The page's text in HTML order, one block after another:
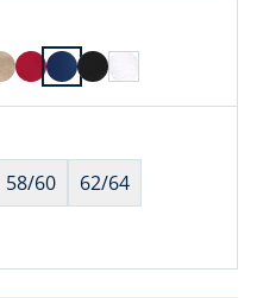
58/60
62/64